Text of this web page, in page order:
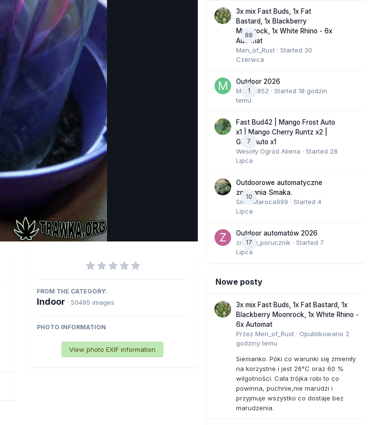
FROM THE CATEGORY:
Indoor · 50495 images
PHOTO INFORMATION
View photo EXIF information
88
3x mix Fast Buds, 1x Fat
Bastard, 1x Blackberry
Moonrock, 1x White Rhino - 6x
Automat
Men_of_Rust · Started 30
Czerwca
1
Outdoor 2026
Marcel852 · Started 18 godzin
temu
7
Fast Bud42 | Mango Frost Auto
x1 | Mango Cherry Runtz x2 |
GMO Auto x1
Wesoły Ogród Aliena · Started 28
Lipca
10
Outdoorowe automatyczne
zmagania Smaka.
SmakMaroca999 · Started 4
Lipca
17
Outdoor automatów 2026
zielony_porucznik · Started 7
Lipca
Nowe posty
3x mix Fast Buds, 1x Fat Bastard, 1x
Blackberry Moonrock, 1x White Rhino -
6x Automat
Przez Men_of_Rust · Opublikowano 2
godziny temu
Siemanko. Póki co warunki się zmieniły
na korzystne i jest 26°C oraz 60 %
wilgotności. Cała trójka robi to co
powinna, puchnie,nie marudzi i
przyjmuje wszystko co dostaje bez
marudzenia.